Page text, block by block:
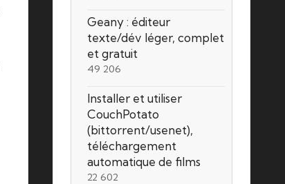
Geany : éditeur
texte/dév léger, complet
et gratuit
49 206
Installer et utiliser
CouchPotato
(bittorrent/usenet),
téléchargement
automatique de films
22 602